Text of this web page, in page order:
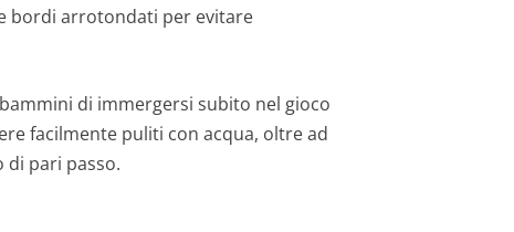
bordi arrotondati per evitare
di immergersi subito nel gioco
facilmente puliti con acqua, oltre ad
di pari passo.